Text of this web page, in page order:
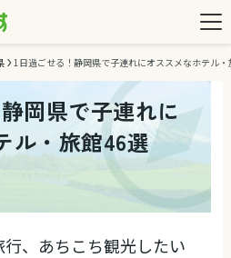
1日過ごせる！静岡県で子連れにオススメなホテル
岡県で子連れに
ル・旅館46選
行、あちこち観光したい